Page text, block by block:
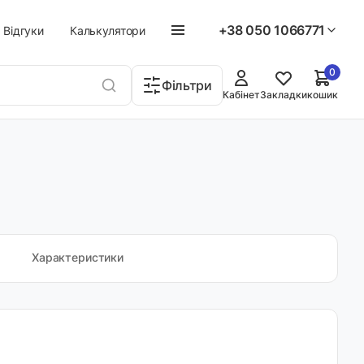
Відгуки Калькулятори +38 050 1066771
Фільтри
КабінетЗакладкикошик
0
Характеристики